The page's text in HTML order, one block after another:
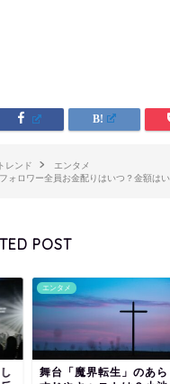
トレンド
エンタメ
ォロワー全員お金配りはいつ？金額は
POST
エンタメ
舞台「魔界転生」のあら